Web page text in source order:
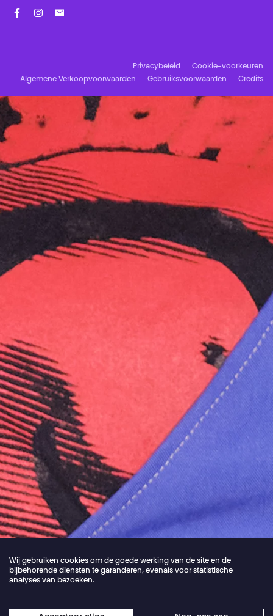
Privacybeleid
Cookie-voorkeuren
Algemene Verkoopvoorwaarden
Gebruiksvoorwaarden Credits
Jordan Core
Wij gebruiken cookies om de goede werking van de site en de
bijbehorende diensten te garanderen, evenals voor statistische
analyses van bezoeken.